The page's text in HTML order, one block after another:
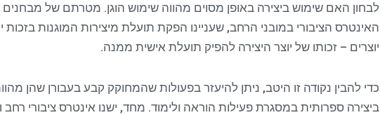
לבחון האם שימוש ביצירה באופן מסוים מהווה שימוש הוגן. מטרתם של
האינטרס הציבורי במובני הרחב, שעניינו הפקת תועלת מיצירות המוגנות בזכות
יוצרים – זכותו של יוצר היצירה להפיק תועלת אישית ממנה.
כדי להבין נקודה זו היטב, ניתן להיעזר בפעולות שהמחוקק קבע בעבורן שהן
ביצירה ספרותית במסגרת פעילות הוראה ולימוד. מחד, ישנו אינטרס ציבורי רחב